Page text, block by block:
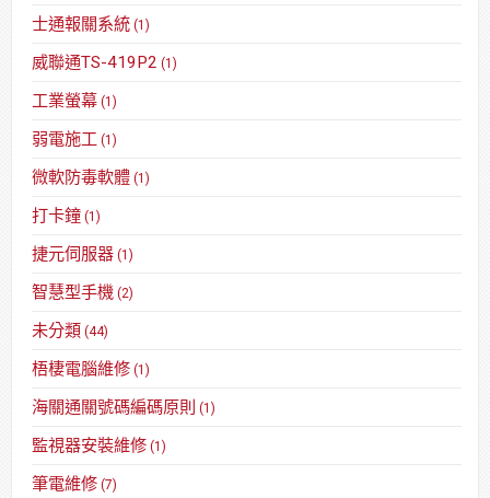
士通報關系統 (1)
威聯通TS-419P2 (1)
工業螢幕 (1)
弱電施工 (1)
微軟防毒軟體 (1)
打卡鐘 (1)
捷元伺服器 (1)
智慧型手機 (2)
未分類 (44)
梧棲電腦維修 (1)
海關通關號碼編碼原則 (1)
監視器安裝維修 (1)
筆電維修 (7)